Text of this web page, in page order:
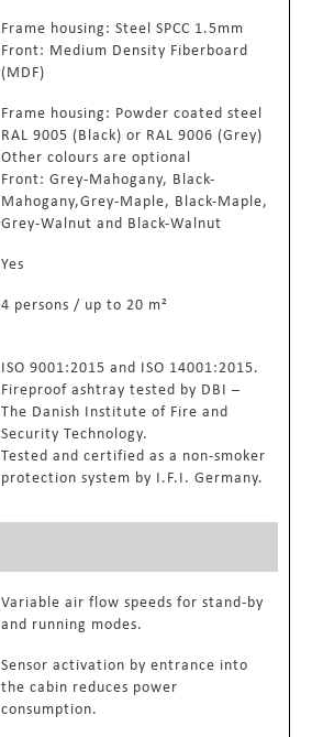
Frame housing: Steel SPCC 1.5mm
Front: Medium Density Fiberboard
(MDF)
Frame housing: Powder coated steel
RAL 9005 (Black) or RAL 9006 (Grey)
Other colours are optional
Front: Grey-Mahogany, Black-
Mahogany,Grey-Maple, Black-Maple,
Grey-Walnut and Black-Walnut
Yes
4 persons / up to 20 m²
ISO 9001:2015 and ISO 14001:2015.
Fireproof ashtray tested by DBI –
The Danish Institute of Fire and
Security Technology.
Tested and certified as a non-smoker
protection system by I.F.I. Germany.
Variable air flow speeds for stand-by
and running modes.
Sensor activation by entrance into
the cabin reduces power
consumption.